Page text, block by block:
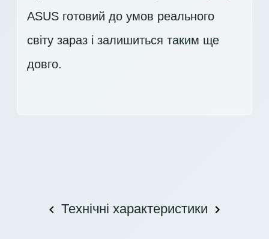
ASUS готовий до умов реального
світу зараз і залишиться таким ще
довго.
Технічні характеристики